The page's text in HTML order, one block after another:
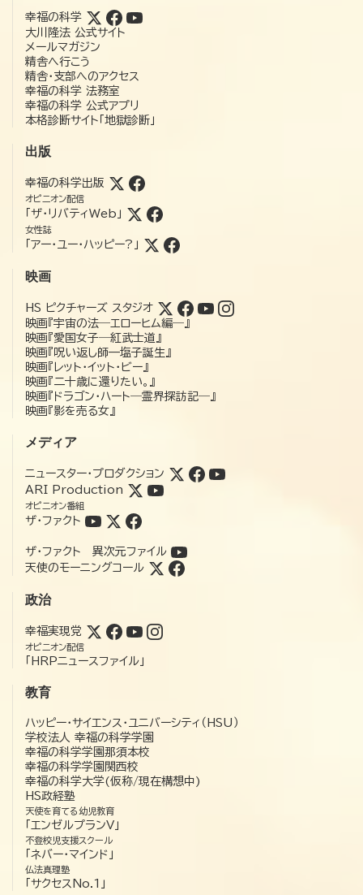
幸福の科学
大川隆法 公式サイト
メールマガジン
精舎へ行こう
精舎・支部へのアクセス
幸福の科学 法務室
幸福の科学 公式アプリ
本格診断サイト「地獄診断」
出版
幸福の科学出版
オピニオン配信
「ザ・リバティWeb」
女性誌
「アー・ユー・ハッピー?」
映画
HS ピクチャーズ スタジオ
映画『宇宙の法―エローヒム編―』
映画『愛国女子―紅武士道』
映画『呪い返し師—塩子誕生』
映画『レット・イット・ビー』
映画『二十歳に還りたい。』
映画『ドラゴン・ハート―霊界探訪記―』
映画『影を売る女』
メディア
ニュースター・プロダクション
ARI Production
オピニオン番組
ザ・ファクト
ザ・ファクト 異次元ファイル
天使のモーニングコール
政治
幸福実現党
オピニオン配信
「HRPニュースファイル」
教育
ハッピー・サイエンス・ユニバーシティ（HSU）
学校法人 幸福の科学学園
幸福の科学学園那須本校
幸福の科学学園関西校
幸福の科学大学(仮称/現在構想中)
HS政経塾
天使を育てる幼児教育
「エンゼルプランV」
不登校児支援スクール
「ネバー・マインド」
仏法真理塾
「サクセスNo.1」